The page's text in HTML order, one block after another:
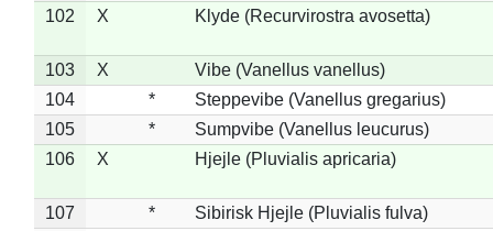
102
X Klyde (Recurvirostra avosetta)
103 X
Vibe (Vanellus vanellus)
104
*
Steppevibe (Vanellus gregarius)
105
*
Sumpvibe (Vanellus leucurus)
106
X Hjejle (Pluvialis apricaria)
107 *
Sibirisk Hjejle (Pluvialis fulva)